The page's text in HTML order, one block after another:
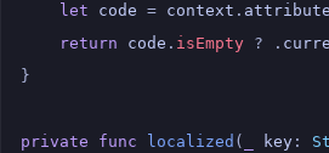
let
code = context .
return
code . isEmpty ? .
}
private func localized ( key :